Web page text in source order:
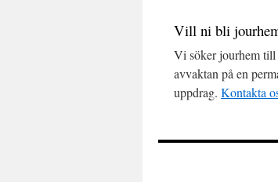
Vill ni bli
Vi söker jourhem till
avvaktan på en
uppdrag. Kontakta